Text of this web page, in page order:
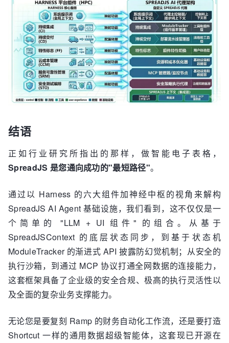
结语
正如行业研究所指出的那样，做智能电子表格，
SpreadJS 是您通向成功的"最短路径"。
通过以 Harness 的六大组件加神经中枢的视角来解构
SpreadJS AI Agent 基础设施，我们看到，这不仅仅是一
个简单的 "LLM + UI 组件" 的组合。从基于
SpreadJSContext 的底层状态同步，到基于状态机
ModuleTracker 的渐进式 API 披露防幻觉机制；从安全的
执行沙箱，到通过 MCP 协议打通全网数据的连接能力，
这套框架具备了企业级的安全合规、极高的执行灵活性以
及全面的复杂业务支撑能力。
无论您是要复刻 Ramp 的财务自动化工作流，还是要打造
Shortcut 一样的通用数据超级智能体，这套现已开源在